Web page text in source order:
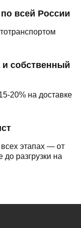
всей России
и собственный
20% на доставке
этапах — от
до разгрузки на